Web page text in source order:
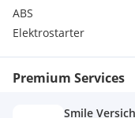
FAHRZEUGSTANDORT
SEIN,BITTE ANFRAGEN!
ABS
Elektrostarter
Premium Services
Smile